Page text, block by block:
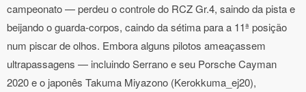
campeonato — perdeu o controle do RCZ Gr.4, saindo da pista e
beijando o guarda-corpos, caindo da sétima para a 11ª posição
num piscar de olhos. Embora alguns pilotos ameaçassem
ultrapassagens — incluindo Serrano e seu Porsche Cayman
2020 e o japonês Takuma Miyazono (Kerokkuma_ej20),